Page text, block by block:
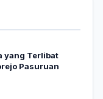
yang Terlibat
Pasuruan